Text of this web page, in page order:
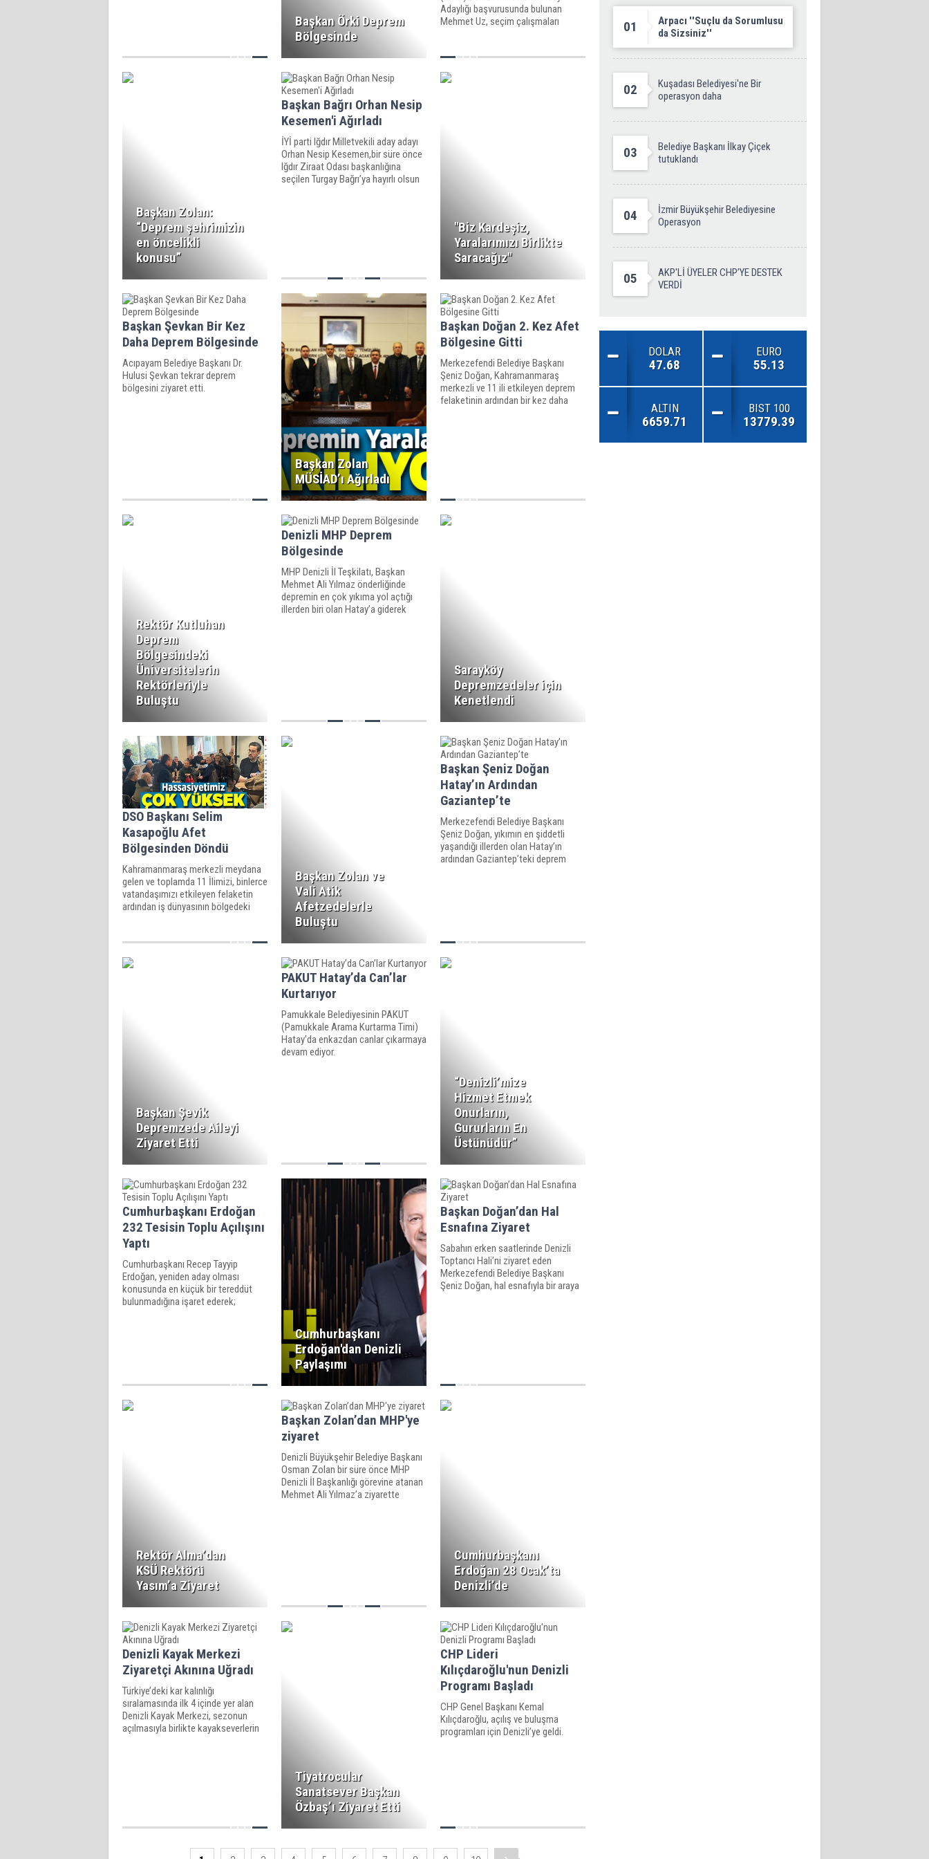
Başkan Örki Deprem
Bölgesinde
Adaylığı başvurusunda bulunan
Mehmet Uz, seçim çalışmaları
ziyaret etti.
Başkan Zolan:
“Deprem şehrimizin
en öncelikli
konusu”
Başkan Bağrı Orhan Nesip
Kesemen'i Ağırladı
İYİ parti Iğdır Milletvekili aday adayı
Orhan Nesip Kesemen,bir süre önce
Iğdır Ziraat Odası başkanlığına
seçilen Turgay Bağrı’ya hayırlı olsun
"Biz Kardeşiz,
Yaralarımızı Birlikte
Saracağız"
Başkan Şevkan Bir Kez
Daha Deprem Bölgesinde
Acıpayam Belediye Başkanı Dr.
Hulusi Şevkan tekrar deprem
bölgesini ziyaret etti.
Başkan Zolan
MÜSİAD’ı Ağırladı
Başkan Doğan 2. Kez Afet
Bölgesine Gitti
Merkezefendi Belediye Başkanı
Şeniz Doğan, Kahramanmaraş
merkezli ve 11 ili etkileyen deprem
felaketinin ardından bir kez daha
Rektör Kutluhan
Deprem
Bölgesindeki
Üniversitelerin
Rektörleriyle
Buluştu
Denizli MHP Deprem
Bölgesinde
MHP Denizli İl Teşkilatı, Başkan
Mehmet Ali Yılmaz önderliğinde
depremin en çok yıkıma yol açtığı
illerden biri olan Hatay’a giderek
Sarayköy
Depremzedeler için
Kenetlendi
DSO Başkanı Selim
Kasapoğlu Afet
Bölgesinden Döndü
Kahramanmaraş merkezli meydana
gelen ve toplamda 11 İlimizi, binlerce
vatandaşımızı etkileyen felaketin
ardından iş dünyasının bölgedeki
Başkan Zolan ve
Vali Atik
Afetzedelerle
Buluştu
Başkan Şeniz Doğan
Hatay’ın Ardından
Gaziantep’te
Merkezefendi Belediye Başkanı
Şeniz Doğan, yıkımın en şiddetli
yaşandığı illerden olan Hatay’ın
ardından Gaziantep’teki deprem
Başkan Şevik
Depremzede Aileyi
Ziyaret Etti
PAKUT Hatay’da Can’lar
Kurtarıyor
Pamukkale Belediyesinin PAKUT
(Pamukkale Arama Kurtarma Timi)
Hatay’da enkazdan canlar çıkarmaya
devam ediyor.
“Denizli’mize
Hizmet Etmek
Onurların,
Gururların En
Üstünüdür”
Cumhurbaşkanı Erdoğan
232 Tesisin Toplu Açılışını
Yaptı
Cumhurbaşkanı Recep Tayyip
Erdoğan, yeniden aday olması
konusunda en küçük bir tereddüt
bulunmadığına işaret ederek;
Cumhurbaşkanı
Erdoğan'dan Denizli
Paylaşımı
Başkan Doğan’dan Hal
Esnafına Ziyaret
Sabahın erken saatlerinde Denizli
Toptancı Hali’ni ziyaret eden
Merkezefendi Belediye Başkanı
Şeniz Doğan, hal esnafıyla bir araya
Rektör Alma’dan
KSÜ Rektörü
Yasım’a Ziyaret
Başkan Zolan’dan MHP'ye
ziyaret
Denizli Büyükşehir Belediye Başkanı
Osman Zolan bir süre önce MHP
Denizli İl Başkanlığı görevine atanan
Mehmet Ali Yılmaz’a ziyarette
Cumhurbaşkanı
Erdoğan 28 Ocak’ta
Denizli’de
Denizli Kayak Merkezi
Ziyaretçi Akınına Uğradı
Türkiye’deki kar kalınlığı
sıralamasında ilk 4 içinde yer alan
Denizli Kayak Merkezi, sezonun
açılmasıyla birlikte kayakseverlerin
Tiyatrocular
Sanatsever Başkan
Özbaş’ı Ziyaret Etti
CHP Lideri
Kılıçdaroğlu'nun Denizli
Programı Başladı
CHP Genel Başkanı Kemal
Kılıçdaroğlu, açılış ve buluşma
programları için Denizli’ye geldi.
01
Arpacı ''Suçlu da Sorumlusu
da Sizsiniz''
02
Kuşadası Belediyesi'ne Bir
operasyon daha
03
Belediye Başkanı İlkay Çiçek
tutuklandı
04
İzmir Büyükşehir Belediyesine
Operasyon
05
AKP'Lİ ÜYELER CHP’YE DESTEK
VERDİ
DOLAR
47.68
EURO
55.13
ALTIN
6659.71
BIST 100
13779.39